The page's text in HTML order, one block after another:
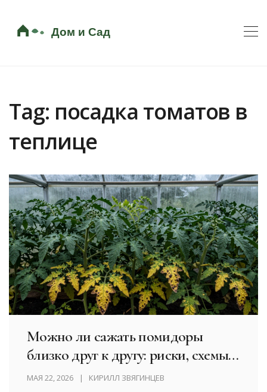
Tag: посадка томатов в
теплице
Можно ли сажать помидоры
близко друг к другу: риски, схемы и
ошибки
МАЯ 22, 2026 КИРИЛЛ ЗВЯГИНЦЕВ